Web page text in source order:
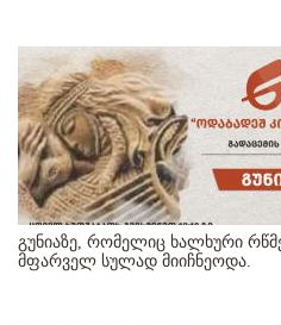
გუნიაზე, რომელიც ხალხური
მფარველ სულად მიიჩნეოდა.